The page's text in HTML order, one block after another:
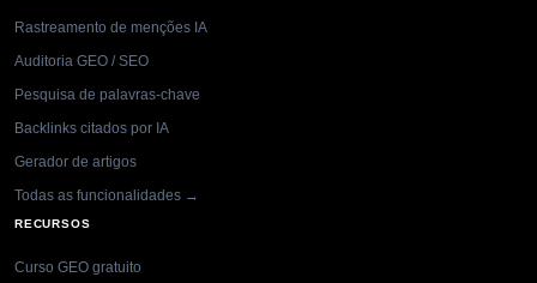
Rastreamento de menções IA
Auditoria GEO / SEO
Pesquisa de palavras-chave
Backlinks citados por IA
Gerador de artigos
Todas as funcionalidades →
RECURSOS
Curso GEO gratuito